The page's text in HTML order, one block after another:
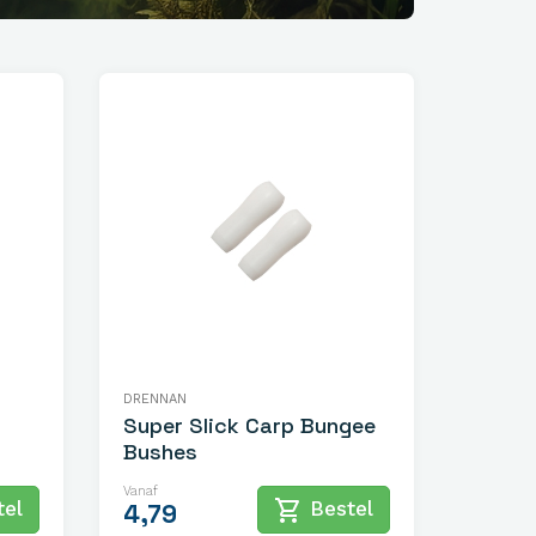
DRENNAN
Super Slick Carp Bungee
Bushes
Vanaf
4,79 shopping_cart Bestel